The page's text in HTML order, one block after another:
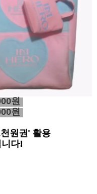
원
원
원권' 활용
다!